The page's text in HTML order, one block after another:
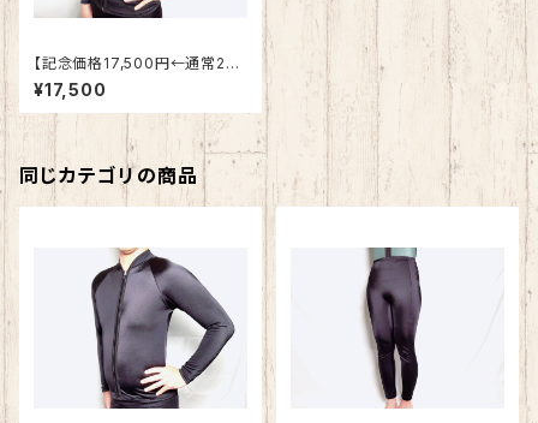
【記念価格17,500円←通常24.
500円】レディース用 保温水
着トップス S,M,Lサイズ
¥17,500
同じカテゴリの商品